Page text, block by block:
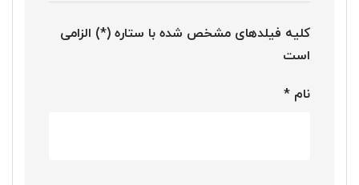
کلیه فیلدهای مشخص شده با ستاره (*) الزامی
است
نام *